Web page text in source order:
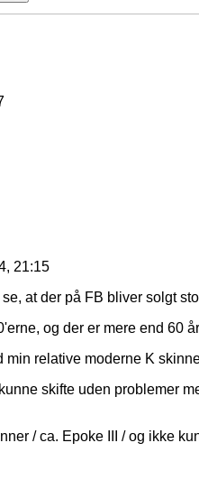
21:15
at der på FB bliver solgt
og der er mere end 60
relative moderne K
skifte uden problemer
/ ca. Epoke III / og ikke